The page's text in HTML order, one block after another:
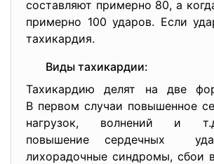
составляют примерно 80, а
примерно 100 ударов. Если
тахикардия.
Виды тахикардии:
Тахикардию делят на две
В первом случаи повышенное
нагрузок, волнений и
повышение сердечных
лихорадочные синдромы, сбои